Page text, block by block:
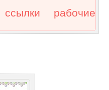
рабочие